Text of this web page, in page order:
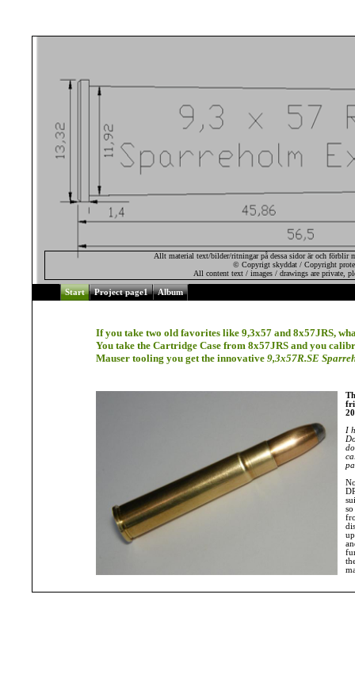
Start Project page1 Album
If you take two old favorites like 9,3x57 and 8x57JRS,
You take the Cartridge Case from 8x57JRS and you
Mauser tooling you get the innovative 9,3x57R.SE
I
Allt material text/bilder/ritningar på dessa sidor är och förblir
© Copyrigt skyddat / Copyright
All content text / images / drawings are private,